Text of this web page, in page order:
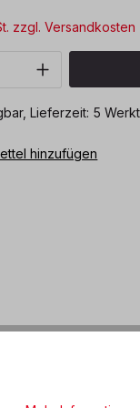
zzgl. Versandkosten
Gib
Lieferzeit: 5
hinzufügen